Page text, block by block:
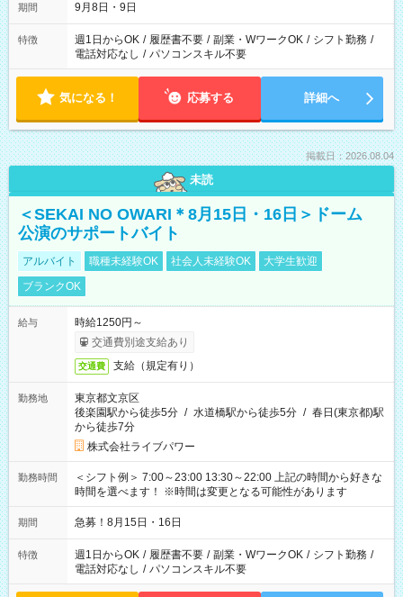
期間 9月8日・9日
特徴 週1日からOK / 履歴書不要 / 副業・WワークOK / シフト勤務 /
電話対応なし / パソコンスキル不要
気になる！ 応募する 詳細へ
掲載日：2026.08.04
未読
＜SEKAI NO OWARI＊8月15日・16日＞ドーム
公演のサポートバイト
アルバイト 職種未経験OK 社会人未経験OK
大学生歓迎
ブランクOK
給与
時給1250円～
交通費別途支給あり
交通費 支給（規定有り）
勤務地
東京都文京区
後楽園駅から徒歩5分 / 水道橋駅から徒歩5分 / 春日(東京都)駅
から徒歩7分
株式会社ライブパワー
勤務時間
＜シフト例＞ 7:00～23:00 13:30～22:00 上記の時間から好きな
時間を選べます！ ※時間は変更となる可能性があります
期間 急募！8月15日・16日
特徴 週1日からOK / 履歴書不要 / 副業・WワークOK / シフト勤務 /
電話対応なし / パソコンスキル不要